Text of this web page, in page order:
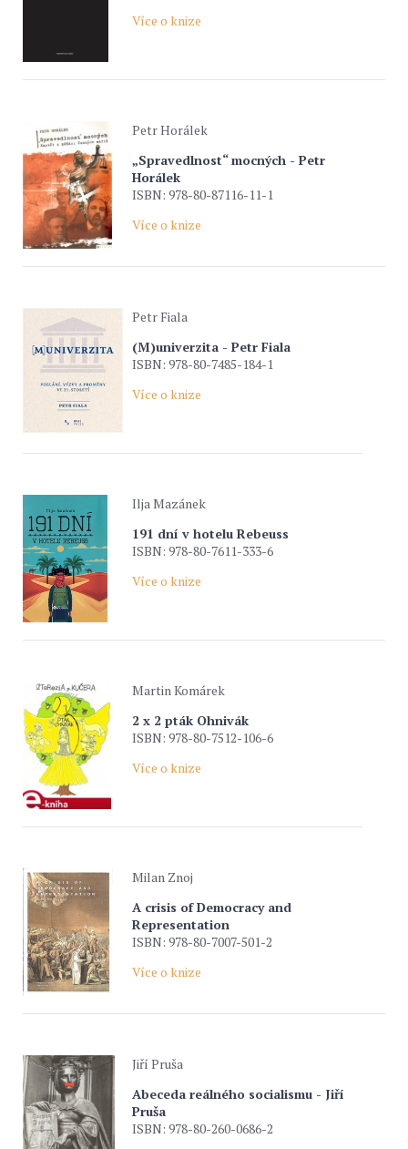
Více o knize
Petr Horálek
„Spravedlnost“ mocných - Petr
Horálek
ISBN: 978-80-87116-11-1
Více o knize
Petr Fiala
(M)univerzita - Petr Fiala
ISBN: 978-80-7485-184-1
Více o knize
Ilja Mazánek
191 dní v hotelu Rebeuss
ISBN: 978-80-7611-333-6
Více o knize
Martin Komárek
2 x 2 pták Ohnivák
ISBN: 978-80-7512-106-6
Více o knize
Milan Znoj
A crisis of Democracy and
Representation
ISBN: 978-80-7007-501-2
Více o knize
Jiří Pruša
Abeceda reálného socialismu - Jiří
Pruša
ISBN: 978-80-260-0686-2